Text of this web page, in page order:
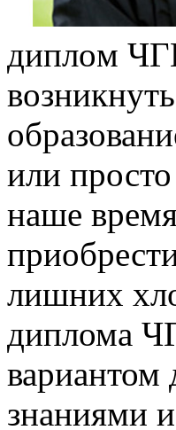
диплoм
или
наше
лишних
диплома
вариантом
знаниями